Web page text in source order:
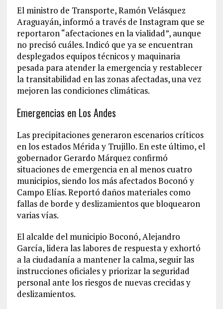
El ministro de Transporte, Ramón Velásquez
Araguayán, informó a través de Instagram que se
reportaron “afectaciones en la vialidad”, aunque
no precisó cuáles. Indicó que ya se encuentran
desplegados equipos técnicos y maquinaria
pesada para atender la emergencia y restablecer
la transitabilidad en las zonas afectadas, una vez
mejoren las condiciones climáticas.
Emergencias en Los Andes
Las precipitaciones generaron escenarios críticos
en los estados Mérida y Trujillo. En este último, el
gobernador Gerardo Márquez confirmó
situaciones de emergencia en al menos cuatro
municipios, siendo los más afectados Boconó y
Campo Elías. Reportó daños materiales como
fallas de borde y deslizamientos que bloquearon
varias vías.
El alcalde del municipio Boconó, Alejandro
García, lidera las labores de respuesta y exhortó
a la ciudadanía a mantener la calma, seguir las
instrucciones oficiales y priorizar la seguridad
personal ante los riesgos de nuevas crecidas y
deslizamientos.